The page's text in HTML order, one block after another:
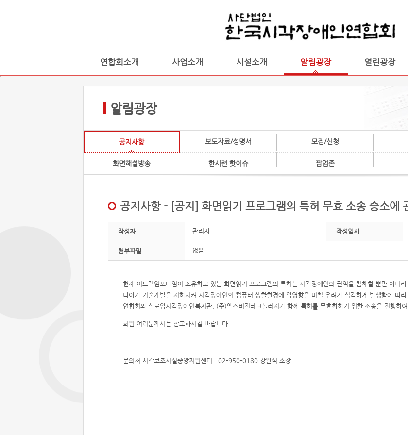
연합회소개 사업소개 시설소개 알림광장 열린광장
알림광장
공지사항 보도자료/성명서 모집/신청
화면해설방송 한시련 핫이슈 팝업존
공지사항 - [공지] 화면읽기 프로그램의 특허 무효 소송 승소에
작성자 관리자 작성일시
첨부파일 없음
현재 이트랙임포다임이 소유하고 있는 화면읽기 프로그램의 특허는 시각장애인의 권익을 침해할 뿐만 아니
나아가 기술개발을 저하시켜 시각장애인의 컴퓨터 생활환경에 악영향을 미칠 우려가 심각하게 발생함에 따
연합회와 실로암시각장애인복지관, (주)엑스비전테크놀러지가 함께 특허를 무효화하기 위한 소송을 진행하
회원 여러분께서는 참고하시길 바랍니다.
문의처 시각보조시설중앙지원센터 : 02-950-0180 강완식 소장